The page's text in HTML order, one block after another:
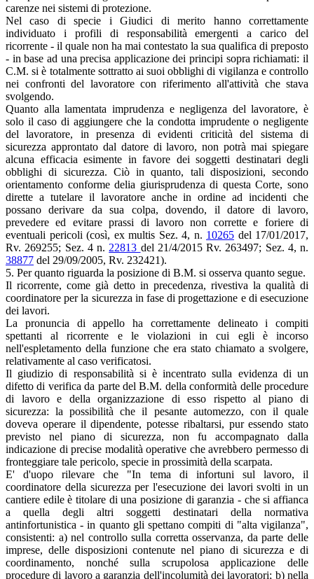
carenze nei sistemi di protezione.
Nel caso di specie i Giudici di merito hanno correttamente
individuato i profili di responsabilità emergenti a carico del
ricorrente - il quale non ha mai contestato la sua qualifica di preposto
- in base ad una precisa applicazione dei principi sopra richiamati: il
C.M. si è totalmente sottratto ai suoi obblighi di vigilanza e controllo
nei confronti del lavoratore con riferimento all'attività che stava
svolgendo.
Quanto alla lamentata imprudenza e negligenza del lavoratore, è
solo il caso di aggiungere che la condotta imprudente o negligente
del lavoratore, in presenza di evidenti criticità del sistema di
sicurezza approntato dal datore di lavoro, non potrà mai spiegare
alcuna efficacia esimente in favore dei soggetti destinatari degli
obblighi di sicurezza. Ciò in quanto, tali disposizioni, secondo
orientamento conforme delia giurisprudenza di questa Corte, sono
dirette a tutelare il lavoratore anche in ordine ad incidenti che
possano derivare da sua colpa, dovendo, il datore di lavoro,
prevedere ed evitare prassi di lavoro non corrette e foriere di
eventuali pericoli (così, ex multis Sez. 4, n. 10265 del 17/01/2017,
Rv. 269255; Sez. 4 n. 22813 del 21/4/2015 Rv. 263497; Sez. 4, n.
38877 del 29/09/2005, Rv. 232421).
5. Per quanto riguarda la posizione di B.M. si osserva quanto segue.
Il ricorrente, come già detto in precedenza, rivestiva la qualità di
coordinatore per la sicurezza in fase di progettazione e di esecuzione
dei lavori.
La pronuncia di appello ha correttamente delineato i compiti
spettanti al ricorrente e le violazioni in cui egli è incorso
nell'espletamento della funzione che era stato chiamato a svolgere,
relativamente al caso verificatosi.
Il giudizio di responsabilità si è incentrato sulla evidenza di un
difetto di verifica da parte del B.M. della conformità delle procedure
di lavoro e della organizzazione di esso rispetto al piano di
sicurezza: la possibilità che il pesante automezzo, con il quale
doveva operare il dipendente, potesse ribaltarsi, pur essendo stato
previsto nel piano di sicurezza, non fu accompagnato dalla
indicazione di precise modalità operative che avrebbero permesso di
fronteggiare tale pericolo, specie in prossimità della scarpata.
E' d'uopo rilevare che "In tema di infortuni sul lavoro, il
coordinatore della sicurezza per l'esecuzione dei lavori svolti in un
cantiere edile è titolare di una posizione di garanzia - che si affianca
a quella degli altri soggetti destinatari della normativa
antinfortunistica - in quanto gli spettano compiti di "alta vigilanza",
consistenti: a) nel controllo sulla corretta osservanza, da parte delle
imprese, delle disposizioni contenute nel piano di sicurezza e di
coordinamento, nonché sulla scrupolosa applicazione delle
procedure di lavoro a garanzia dell'incolumità dei lavoratori; b) nella